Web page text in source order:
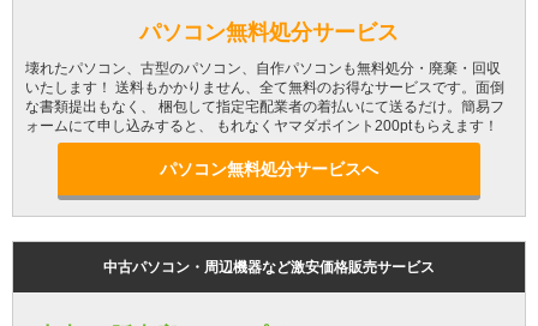
パソコン無料処分サービス
壊れたパソコン、古型のパソコン、自作パソコンも無料処分・廃棄・回収
いたします！ 送料もかかりません、全て無料のお得なサービスです。面倒
な書類提出もなく、 梱包して指定宅配業者の着払いにて送るだけ。簡易フ
ォームにて申し込みすると、 もれなくヤマダポイント200ptもらえます！
パソコン無料処分サービスへ
中古パソコン・周辺機器など激安価格販売サービス